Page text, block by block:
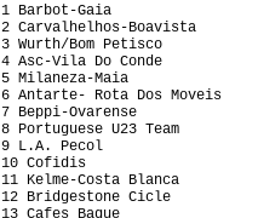
1 Barbot-Gaia
2
3 Wurth/
4 Asc-Vila
5
6 Antarte-
7 Beppi-
8
9 L.A.
10
11 Kelme-
12 Bridgestone Cicle
13 Cafes Baque